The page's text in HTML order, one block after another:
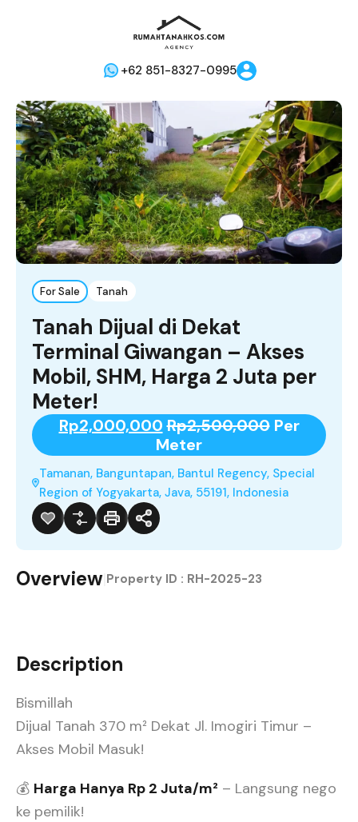
+62 851-8327-0995
For Sale Tanah
Tanah Dijual di Dekat
Terminal Giwangan – Akses
Mobil, SHM, Harga 2 Juta per
Meter!
Rp2,000,000 Rp2,500,000Per
Meter
Tamanan, Banguntapan, Bantul Regency, Special
Region of Yogyakarta, Java, 55191, Indonesia
Overview Property ID : RH-2025-23
Description
Bismillah
Dijual Tanah 370 m² Dekat Jl. Imogiri Timur –
Akses Mobil Masuk!
💰 Harga Hanya Rp 2 Juta/m² – Langsung nego
ke pemilik!